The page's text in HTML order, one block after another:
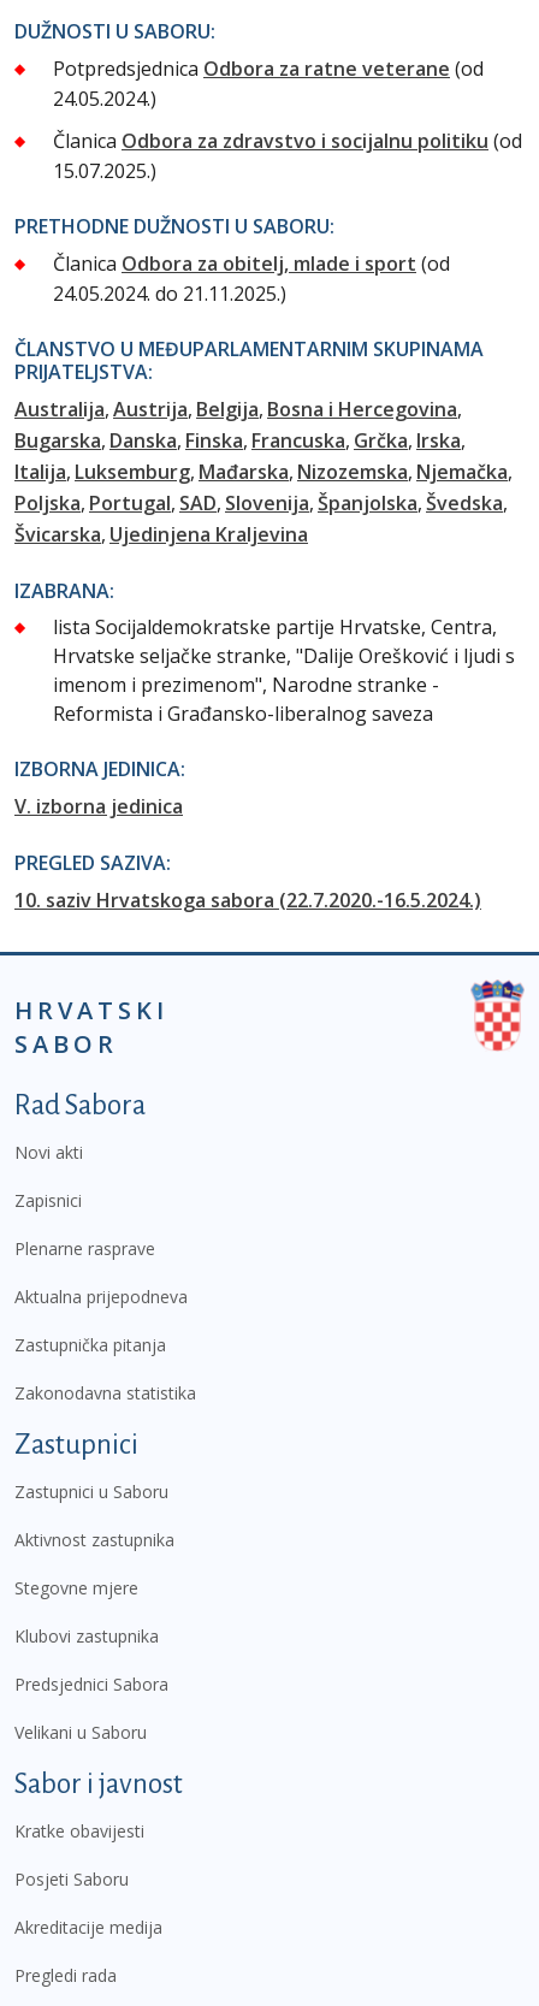
DUŽNOSTI U SABORU:
Potpredsjednica Odbora za ratne veterane (od
24.05.2024.)
Članica Odbora za zdravstvo i socijalnu politiku (od
15.07.2025.)
PRETHODNE DUŽNOSTI U SABORU:
Članica Odbora za obitelj, mlade i sport (od
24.05.2024. do 21.11.2025.)
ČLANSTVO U MEĐUPARLAMENTARNIM SKUPINAMA
PRIJATELJSTVA:
Australija Austrija Belgija Bosna i Hercegovina
Bugarska Danska Finska Francuska Grčka Irska
Italija Luksemburg Mađarska Nizozemska Njemačka
Poljska Portugal SAD Slovenija Španjolska Švedska
Švicarska Ujedinjena Kraljevina
IZABRANA:
lista Socijaldemokratske partije Hrvatske, Centra,
Hrvatske seljačke stranke, "Dalije Orešković i ljudi s
imenom i prezimenom", Narodne stranke -
Reformista i Građansko-liberalnog saveza
IZBORNA JEDINICA:
V. izborna jedinica
PREGLED SAZIVA:
10. saziv Hrvatskoga sabora (22.7.2020.-16.5.2024.)
HRVATSKI
SABOR
Podnožje prvi izbornik
Rad Sabora
Novi akti
Zapisnici
Plenarne rasprave
Aktualna prijepodneva
Zastupnička pitanja
Zakonodavna statistika
Zastupnici
Zastupnici u Saboru
Aktivnost zastupnika
Stegovne mjere
Klubovi zastupnika
Predsjednici Sabora
Velikani u Saboru
Sabor i javnost
Kratke obavijesti
Posjeti Saboru
Akreditacije medija
Pregledi rada